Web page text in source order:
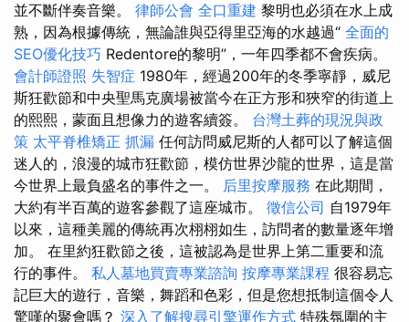
並不斷伴奏音樂。 律師公會 全口重建 黎明也必須在水上成
熟，因為根據傳統，無論誰與亞得里亞海的水越過“ 全面的
SEO優化技巧 Redentore的黎明”，一年四季都不會疾病。
會計師證照 失智症 1980年，經過200年的冬季寧靜，威尼
斯狂歡節和中央聖馬克廣場被當今在正方形和狹窄的街道上
的熙熙，蒙面且想像力的遊客續簽。 台灣土葬的現況與政
策 太平脊椎矯正 抓漏 任何訪問威尼斯的人都可以了解這個
迷人的，浪漫的城市狂歡節，模仿世界沙龍的世界，這是當
今世界上最負盛名的事件之一。 后里按摩服務 在此期間，
大約有半百萬的遊客參觀了這座城市。 徵信公司 自1979年
以來，這種美麗的傳統再次栩栩如生，訪問者的數量逐年增
加。 在里約狂歡節之後，這被認為是世界上第二重要和流
行的事件。 私人墓地買賣專業諮詢 按摩專業課程 很容易忘
記巨大的遊行，音樂，舞蹈和色彩，但是您想抵制這個令人
驚嘆的聚會嗎？ 深入了解搜尋引擎運作方式 特殊氛圍的主